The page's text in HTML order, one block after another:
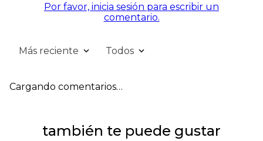
Por favor, inicia sesión para escribir un
comentario.
Más reciente Todos
Cargando comentarios…
también te puede gustar